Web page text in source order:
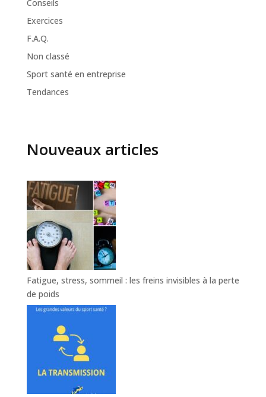
Conseils
Exercices
F.A.Q.
Non classé
Sport santé en entreprise
Tendances
Nouveaux articles
Fatigue, stress, sommeil : les freins invisibles à la perte
de poids